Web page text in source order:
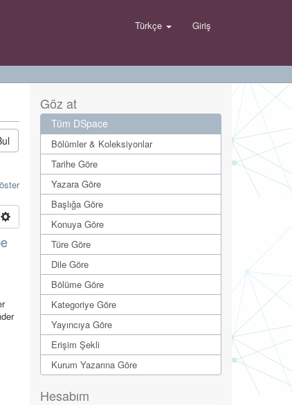
Türkçe Giriş
Göz at
Tüm DSpace
Bölümler & Koleksiyonlar
Tarihe Göre
Yazara Göre
Başlığa Göre
Konuya Göre
Türe Göre
Dile Göre
Bölüme Göre
Kategoriye Göre
Yayıncıya Göre
Erişim Şekli
Kurum Yazarına Göre
Hesabım